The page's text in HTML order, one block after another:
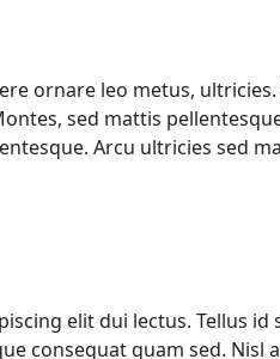
ornare leo metus,
sed mattis
Arcu ultricies sed
elit dui lectus. Tellus
consequat quam sed. Nisl